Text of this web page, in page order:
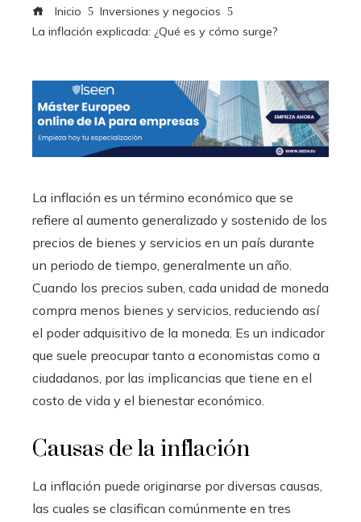
Inicio
Inversiones y negocios
La inflación explicada: ¿Qué es y cómo surge?
La inflación es un término económico que se
refiere al aumento generalizado y sostenido de los
precios de bienes y servicios en un país durante
un periodo de tiempo, generalmente un año.
Cuando los precios suben, cada unidad de moneda
compra menos bienes y servicios, reduciendo así
el poder adquisitivo de la moneda. Es un indicador
que suele preocupar tanto a economistas como a
ciudadanos, por las implicancias que tiene en el
costo de vida y el bienestar económico.
Causas de la inflación
La inflación puede originarse por diversas causas,
las cuales se clasifican comúnmente en tres